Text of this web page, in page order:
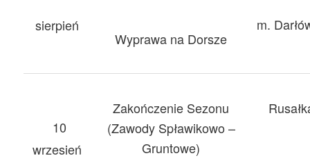
sierpień
Wyprawa na Dorsze
m.
10
wrzesień
Zakończenie Sezonu
(Zawody Spławikowo –
Gruntowe)